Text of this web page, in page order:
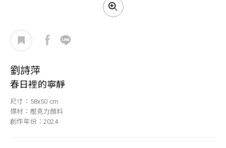
劉詩萍
春日裡的寧靜
尺寸：58x50 cm
媒材：壓克力顏料
創作年份：2024